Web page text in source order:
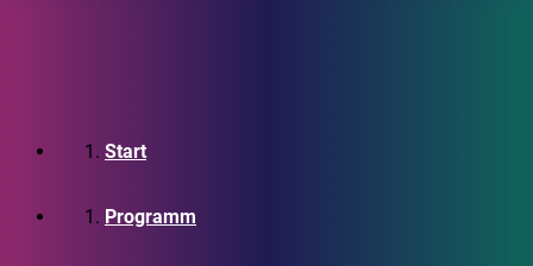
Start
Programm